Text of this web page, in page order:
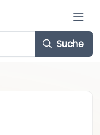
Suche